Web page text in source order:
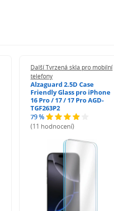
Další Tvrzená skla pro mobilní
telefony
Alzaguard 2.5D Case
Friendly Glass pro iPhone
16 Pro / 17 / 17 Pro AGD-
TGF263P2
79 %
(11 hodnocení)